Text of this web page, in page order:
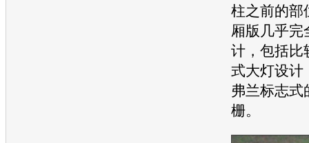
柱之前的部
厢版几乎完
计，包括比
式大灯设计
弗兰标志式
栅。